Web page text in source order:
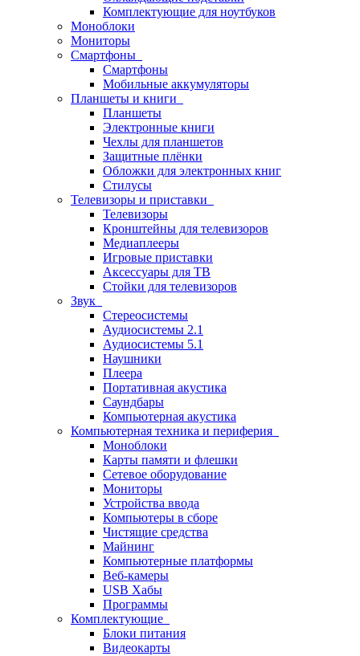
Комплектующие для ноутбуков
Моноблоки
Мониторы
Смартфоны
Смартфоны
Мобильные аккумуляторы
Планшеты и книги
Планшеты
Электронные книги
Чехлы для планшетов
Защитные плёнки
Обложки для электронных книг
Стилусы
Телевизоры и приставки
Телевизоры
Кронштейны для телевизоров
Медиаплееры
Игровые приставки
Аксессуары для ТВ
Стойки для телевизоров
Звук
Стереосистемы
Аудиосистемы 2.1
Аудиосистемы 5.1
Наушники
Плеера
Портативная акустика
Саундбары
Компьютерная акустика
Компьютерная техника и периферия
Моноблоки
Карты памяти и флешки
Сетевое оборудование
Мониторы
Устройства ввода
Компьютеры в сборе
Чистящие средства
Майнинг
Компьютерные платформы
Веб-камеры
USB Хабы
Программы
Комплектующие
Блоки питания
Видеокарты